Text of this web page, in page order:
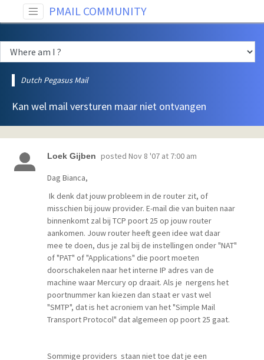
PMAIL COMMUNITY
Dutch Pegasus Mail
Kan wel mail versturen maar niet ontvangen
Loek Gijben posted Nov 8 '07 at 7:00 am
Dag Bianca,
Ik denk dat jouw probleem in de router zit, of
misschien bij jouw provider. E-mail die van buiten naar
binnenkomt zal bij TCP poort 25 op jouw router
aankomen. Jouw router heeft geen idee wat daar
mee te doen, dus je zal bij de instellingen onder "NAT"
of "PAT" of "Applications" die poort moeten
doorschakelen naar het interne IP adres van de
machine waar Mercury op draait. Als je nergens het
poortnummer kan kiezen dan staat er vast wel
"SMTP", dat is het acroniem van het "Simple Mail
Transport Protocol" dat algemeen op poort 25 gaat.
Sommige providers staan niet toe dat je een